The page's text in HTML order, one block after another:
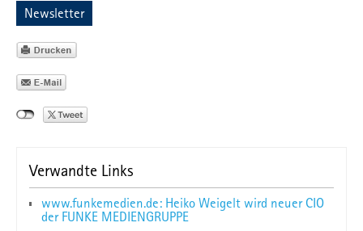
Newsletter
Verwandte Links
www.funkemedien.de: Heiko Weigelt wird neuer CIO
der FUNKE MEDIENGRUPPE